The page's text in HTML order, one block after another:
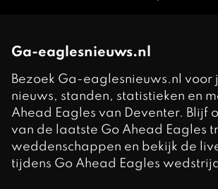
Ga-eaglesnieuws.nl
Bezoek Ga-eaglesnieuws.nl voor
nieuws, standen, statistieken en
Ahead Eagles van Deventer. Blijf
van de laatste Go Ahead Eagles
weddenschappen en bekijk de
tijdens Go Ahead Eagles